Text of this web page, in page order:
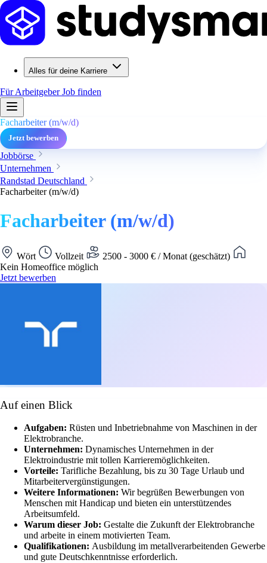
Alles für deine Karriere
Für ArbeitgeberJob finden
Facharbeiter (m/w/d)
Jetzt bewerben
Jobbörse
Unternehmen
Randstad Deutschland
Facharbeiter (m/w/d)
Facharbeiter (m/w/d)
Wört Vollzeit
2500 - 3000 € / Monat (geschätzt)
Kein Homeoffice möglich
Jetzt bewerben
Auf einen Blick
Aufgaben: Rüsten und Inbetriebnahme von Maschinen in der
Elektrobranche.
Unternehmen: Dynamisches Unternehmen in der
Elektroindustrie mit tollen Karrieremöglichkeiten.
Vorteile: Tarifliche Bezahlung, bis zu 30 Tage Urlaub und
Mitarbeitervergünstigungen.
Weitere Informationen: Wir begrüßen Bewerbungen von
Menschen mit Handicap und bieten ein unterstützendes
Arbeitsumfeld.
Warum dieser Job: Gestalte die Zukunft der Elektrobranche
und arbeite in einem motivierten Team.
Qualifikationen: Ausbildung im metallverarbeitenden Gewerbe
und gute Deutschkenntnisse erforderlich.